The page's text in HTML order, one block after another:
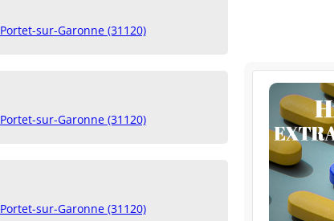
Portet-sur-Garonne (31120)
Portet-sur-Garonne (31120)
Portet-sur-Garonne (31120)